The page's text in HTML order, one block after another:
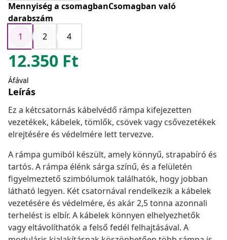
Mennyiség a csomagbanCsomagban való
darabszám
1
2 4
12.350 Ft
Áfával
Leírás
Ez a kétcsatornás kábelvédő rámpa kifejezetten
vezetékek, kábelek, tömlők, csövek vagy csővezetékek
elrejtésére és védelmére lett tervezve.
A rámpa gumiból készült, amely könnyű, strapabíró és
tartós. A rámpa élénk sárga színű, és a felületén
figyelmeztető szimbólumok találhatók, hogy jobban
látható legyen. Két csatornával rendelkezik a kábelek
vezetésére és védelmére, és akár 2,5 tonna azonnali
terhelést is elbír. A kábelek könnyen elhelyezhetők
vagy eltávolíthatók a felső fedél felhajtásával. A